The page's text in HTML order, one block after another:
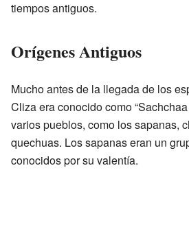
tiempos antiguos.
Orígenes Antiguos
Mucho antes de la llegada de los
Cliza era conocido como
varios pueblos, como los sapanas,
quechuas. Los sapanas eran un
conocidos por su valentía.